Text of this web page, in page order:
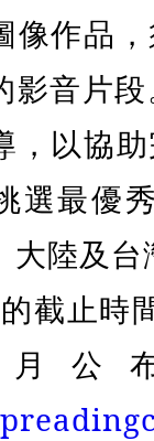
像作品
影音片
，以協
選最優
大陸及台
截止時
公